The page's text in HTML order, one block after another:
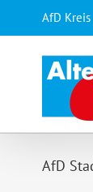
springen
AfD
AfD